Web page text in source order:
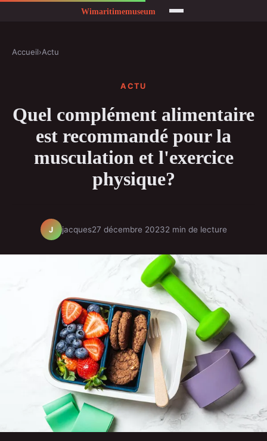
Accueil›Actu
ACTU
Quel complément alimentaire
est recommandé pour la
musculation et l'exercice
physique?
J jacques27 décembre 20232 min de lecture